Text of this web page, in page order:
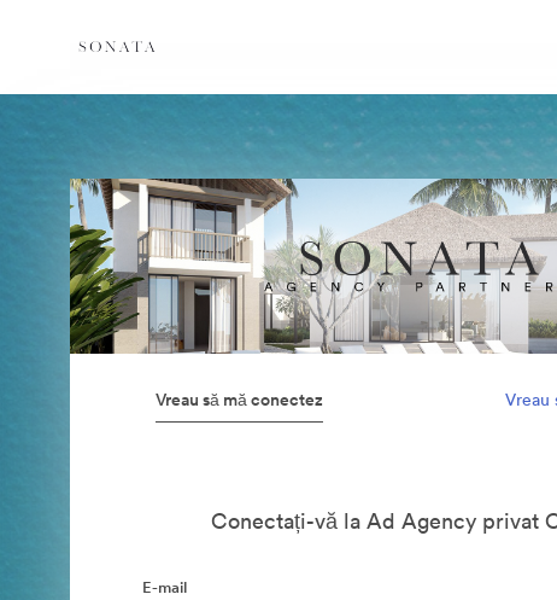
Vreau să mă conectez Vreau
Conectați-vă la Ad Agency privat
E-mail